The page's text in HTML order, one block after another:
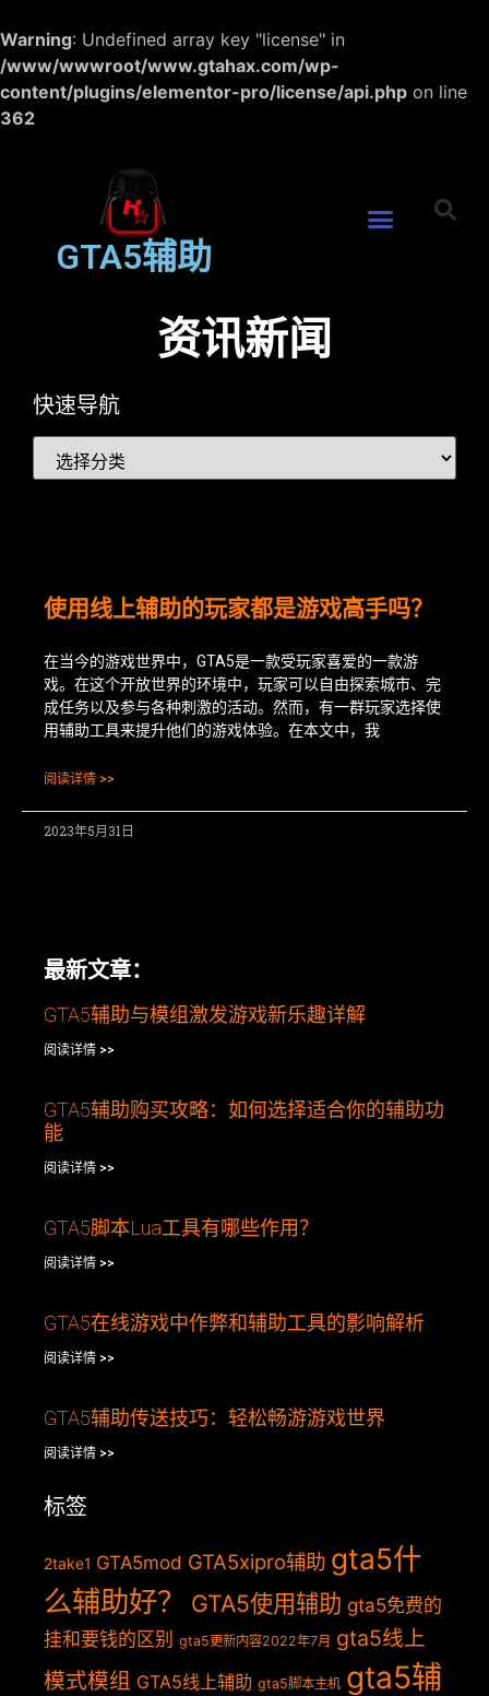
Warning: Undefined array key "license" in
/www/wwwroot/www.gtahax.com/wp-
content/plugins/elementor-pro/license/api.php on line
362
GTA5辅助
资讯新闻
快速导航
使用线上辅助的玩家都是游戏高手吗？
在当今的游戏世界中，GTA5是一款受玩家喜爱的一款游
戏。在这个开放世界的环境中，玩家可以自由探索城市、完
成任务以及参与各种刺激的活动。然而，有一群玩家选择使
用辅助工具来提升他们的游戏体验。在本文中，我
阅读详情 >>
2023年5月31日
最新文章：
GTA5辅助与模组激发游戏新乐趣详解
阅读详情 >>
GTA5辅助购买攻略：如何选择适合你的辅助功
能
阅读详情 >>
GTA5脚本Lua工具有哪些作用？
阅读详情 >>
GTA5在线游戏中作弊和辅助工具的影响解析
阅读详情 >>
GTA5辅助传送技巧：轻松畅游游戏世界
阅读详情 >>
标签
2take1 GTA5mod GTA5xipro辅助 gta5什
么辅助好？
GTA5使用辅助 gta5免费的
挂和要钱的区别
gta5更新内容2022年7月 gta5线上
模式模组 GTA5线上辅助 gta5脚本主机 gta5辅